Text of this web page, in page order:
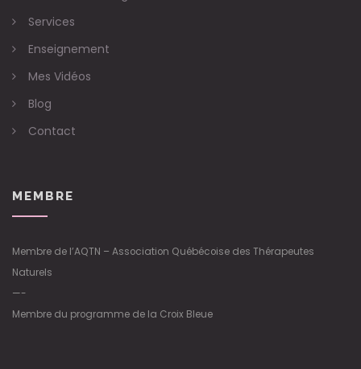
Services
Enseignement
Mes Vidéos
Blog
Contact
MEMBRE
Membre de l’AQTN – Association Québécoise des Thérapeutes
Naturels
—-
Membre du programme de la Croix Bleue